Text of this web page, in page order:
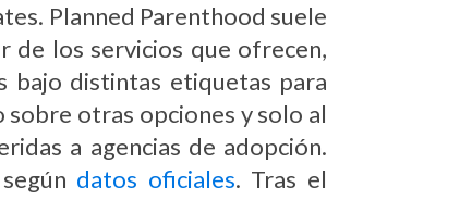
Planned Parenthood suele
de los servicios que ofrecen,
bajo distintas etiquetas para
otras opciones y solo al
a agencias de adopción.
datos oficiales. Tras el